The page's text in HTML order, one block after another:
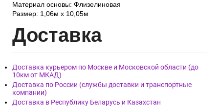
Материал основы: Флизелиновая
Размер: 1,06м х 10,05м
Доставка
Доставка курьером по Москве и Московской области (до
10км от МКАД)
Доставка по России (службы доставки и транспортные
компании)
Доставка в Республику Беларусь и Казахстан